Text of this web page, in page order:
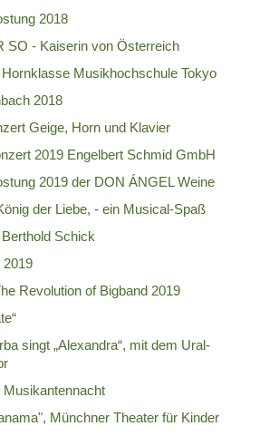
2018
SO - Kaiserin von Österreich
Musikhochschule Tokyo
2018
Geige, Horn und Klavier
2019 Engelbert Schmid GmbH
2019 der DON ÁNGEL Weine
der Liebe, - ein Musical-Spaß
Schick
2019
Revolution of Bigband 2019
singt „Alexandra“, mit dem Ural-
Musikantennacht
Münchner Theater für Kinder